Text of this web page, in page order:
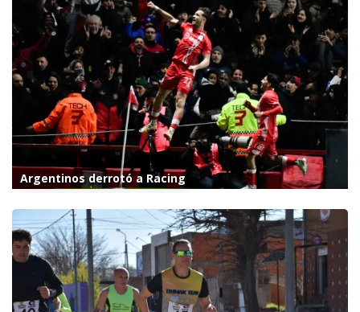
Argentinos derrotó a Racing